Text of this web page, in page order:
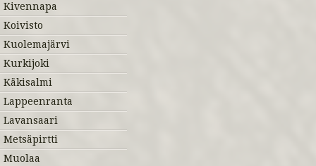
Kivennapa
Koivisto
Kuolemajärvi
Kurkijoki
Käkisalmi
Lappeenranta
Lavansaari
Metsäpirtti
Muolaa